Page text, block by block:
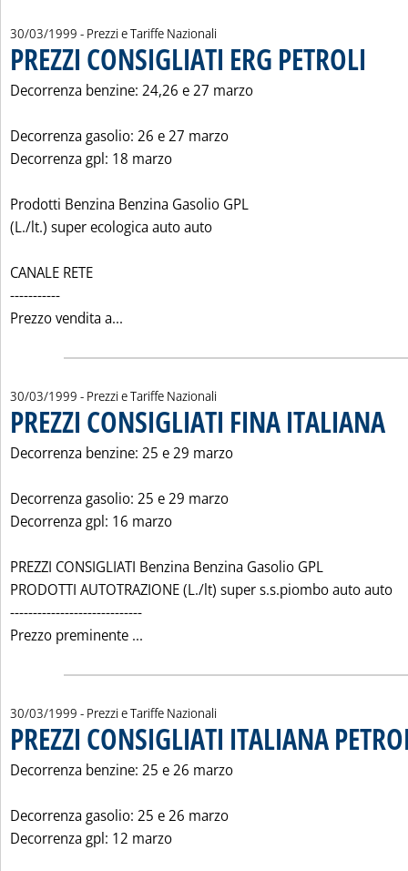
30/03/1999 - Prezzi e Tariffe Nazionali
PREZZI CONSIGLIATI ERG PETROLI
Decorrenza benzine: 24,26 e 27 marzo
Decorrenza gasolio: 26 e 27 marzo
Decorrenza gpl: 18 marzo
Prodotti Benzina Benzina Gasolio GPL
(L./lt.) super ecologica auto auto
CANALE RETE
-----------
Prezzo vendita a...
30/03/1999 - Prezzi e Tariffe Nazionali
PREZZI CONSIGLIATI FINA ITALIANA
Decorrenza benzine: 25 e 29 marzo
Decorrenza gasolio: 25 e 29 marzo
Decorrenza gpl: 16 marzo
PREZZI CONSIGLIATI Benzina Benzina Gasolio GPL
PRODOTTI AUTOTRAZIONE (L./lt) super s.s.piombo auto auto
-----------------------------
Prezzo preminente ...
30/03/1999 - Prezzi e Tariffe Nazionali
PREZZI CONSIGLIATI ITALIANA
Decorrenza benzine: 25 e 26 marzo
Decorrenza gasolio: 25 e 26 marzo
Decorrenza gpl: 12 marzo